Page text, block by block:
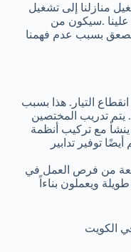
منازلنا إلى تشغيل
علينا .سيكون من
بسبب عدم فهمنا
التيار. هذا بسبب
يتم تدريب المختصين
مع تركيب أنظمة
توفير تدابير
من فرص العمل في
ويعملون بناءاً